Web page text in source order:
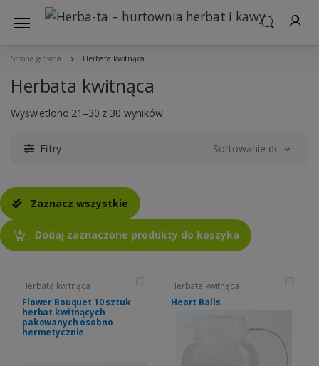
Strona główna Herbata kwitnąca
Herbata kwitnąca
Wyświetlono 21–30 z 30 wyników
Filtry Sortowanie domyślne
Zaznacz wszystkie
Dodaj zaznaczone produkty do koszyka
Herbata kwitnąca
Flower Bouquet 10 sztuk
herbat kwitnących
pakowanych osobno
hermetycznie
Herbata kwitnąca
Heart Balls